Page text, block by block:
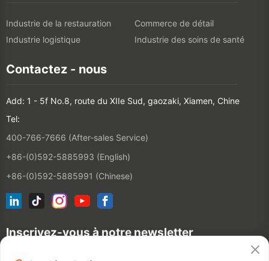
Industrie de la restauration
Commerce de détail
Industrie logistique
Industrie des soins de santé
Contactez - nous
Add: 1 - 5f No.8, route du XIIe Sud, gaozaki, Xiamen, Chine
Tel:
400-766-7666 (After-sales Service)
+86-(0)592-5885993 (English)
+86-(0)592-5885991 (Chinese)
Inscrivez-vous à notre newsletter